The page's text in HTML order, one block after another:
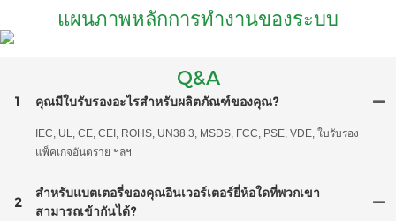
แผนภาพหลักการทำงานของระบบ
Q&A
1 คุณมีใบรับรองอะไรสำหรับผลิตภัณฑ์ของคุณ?
IEC, UL, CE, CEI, ROHS, UN38.3, MSDS, FCC, PSE, VDE, ใบรับรอง
แพ็คเกจอันตราย ฯลฯ
2
สำหรับแบตเตอรี่ของคุณอินเวอร์เตอร์ยี่ห้อใดที่พวกเขา
สามารถเข้ากันได้?